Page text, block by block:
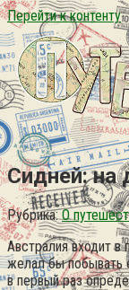
Перейти к контенту
Сидней: на
Рубрика: О
Австралия входит в
желал бы побывать
в первый раз